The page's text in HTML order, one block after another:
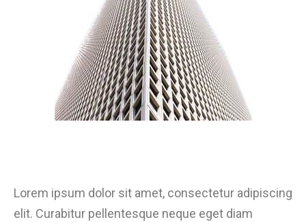
Lorem ipsum dolor sit amet, consectetur adipiscing
elit. Curabitur pellentesque neque eget diam